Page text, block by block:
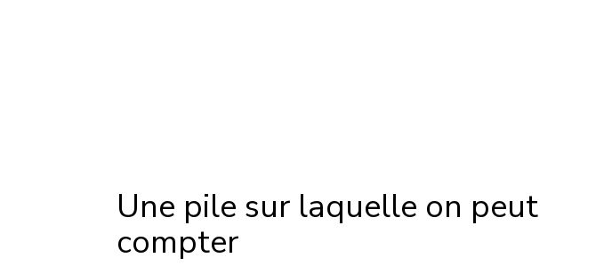
Une pile sur laquelle on peut
compter